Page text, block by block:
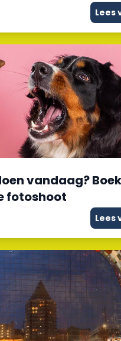
Lees
vandaag?
fotoshoot
Lees